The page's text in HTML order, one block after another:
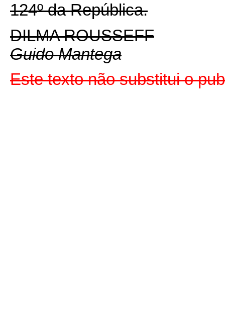
124º da República.
DILMA ROUSSEFF
Guido Mantega
Este texto não substitui o